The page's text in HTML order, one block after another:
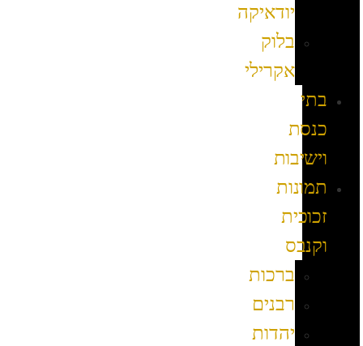
יודאיקה
בלוק
אקרילי
בתי
כנסת
וישיבות
תמונות
זכוכית
וקנבס
ברכות
רבנים
יהדות